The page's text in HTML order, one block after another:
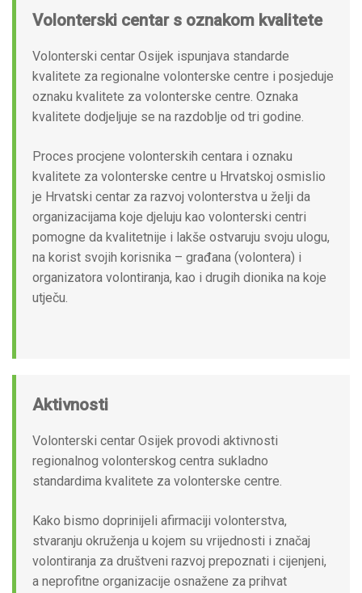
Volonterski centar s oznakom kvalitete
Volonterski centar Osijek ispunjava standarde
kvalitete za regionalne volonterske centre i posjeduje
oznaku kvalitete za volonterske centre. Oznaka
kvalitete dodjeljuje se na razdoblje od tri godine.
Proces procjene volonterskih centara i oznaku
kvalitete za volonterske centre u Hrvatskoj osmislio
je Hrvatski centar za razvoj volonterstva u želji da
organizacijama koje djeluju kao volonterski centri
pomogne da kvalitetnije i lakše ostvaruju svoju ulogu,
na korist svojih korisnika – građana (volontera) i
organizatora volontiranja, kao i drugih dionika na koje
utječu.
Aktivnosti
Volonterski centar Osijek provodi aktivnosti
regionalnog volonterskog centra sukladno
standardima kvalitete za volonterske centre.
Kako bismo doprinijeli afirmaciji volonterstva,
stvaranju okruženja u kojem su vrijednosti i značaj
volontiranja za društveni razvoj prepoznati i cijenjeni,
a neprofitne organizacije osnažene za prihvat